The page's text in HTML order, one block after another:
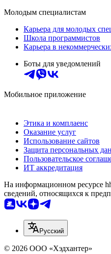
Молодым специалистам
Карьера для молодых
Школа программистов
Карьера в
Боты для уведомлений
Мобильное приложение
Этика и комплаенс
Оказание услуг
Использование сайтов
Защита персональных
Пользовательское
ИТ аккредитация
На информационном ресурсе
сведений, относящихся к
Русский
© 2026 ООО «Хэдхантер»